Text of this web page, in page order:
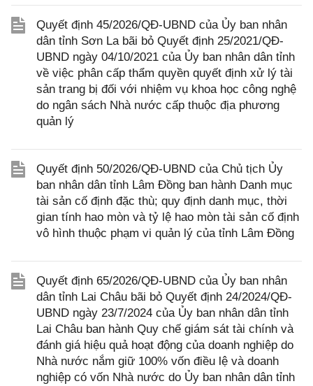
Quyết định 45/2026/QĐ-UBND của Ủy ban nhân
dân tỉnh Sơn La bãi bỏ Quyết định 25/2021/QĐ-
UBND ngày 04/10/2021 của Ủy ban nhân dân tỉnh
về việc phân cấp thẩm quyền quyết định xử lý tài
sản trang bị đối với nhiệm vụ khoa học công nghệ
do ngân sách Nhà nước cấp thuộc địa phương
quản lý
Quyết định 50/2026/QĐ-UBND của Chủ tịch Ủy
ban nhân dân tỉnh Lâm Đồng ban hành Danh mục
tài sản cố định đặc thù; quy định danh mục, thời
gian tính hao mòn và tỷ lệ hao mòn tài sản cố định
vô hình thuộc phạm vi quản lý của tỉnh Lâm Đồng
Quyết định 65/2026/QĐ-UBND của Ủy ban nhân
dân tỉnh Lai Châu bãi bỏ Quyết định 24/2024/QĐ-
UBND ngày 23/7/2024 của Ủy ban nhân dân tỉnh
Lai Châu ban hành Quy chế giám sát tài chính và
đánh giá hiệu quả hoạt động của doanh nghiệp do
Nhà nước nắm giữ 100% vốn điều lệ và doanh
nghiệp có vốn Nhà nước do Ủy ban nhân dân tỉnh